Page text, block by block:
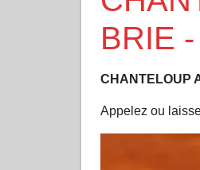
BRIE
CHANTELOUP
Appelez ou